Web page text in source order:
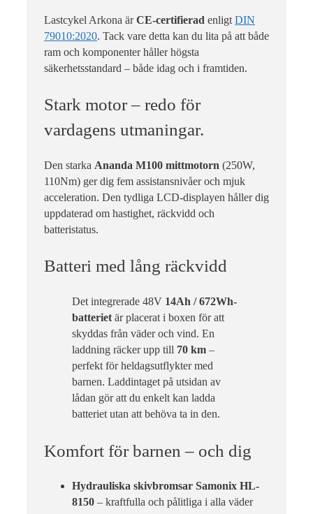
Lastcykel Arkona ärCE-certifierad enligt DIN
79010:2020. Tack vare detta kan du lita på att både
ram och komponenter håller högsta
säkerhetsstandard – både idag och i framtiden.
Stark motor – redo för
vardagens utmaningar.
Den starka Ananda M100 mittmotorn (250W,
110Nm) ger dig fem assistansnivåer och mjuk
acceleration. Den tydliga LCD-displayen håller dig
uppdaterad om hastighet, räckvidd och
batteristatus.
Batteri med lång räckvidd
Det integrerade 48V 14Ah / 672Wh-
batteriet är placerat i boxen för att
skyddas från väder och vind. En
laddning räcker upp till 70 km –
perfekt för heldagsutflykter med
barnen. Laddintaget på utsidan av
lådan gör att du enkelt kan ladda
batteriet utan att behöva ta in den.
Komfort för barnen – och dig
Hydrauliska skivbromsar Samonix HL-
8150 – kraftfulla och pålitliga i alla väder